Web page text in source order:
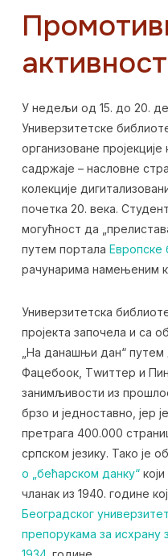
У недељи од 15. до 20.
Универзитетске
организоване
садржаје – насловне
колекције
почетка 20. века.
могућност да
путем портала Европске
рачунарима намењеним
Универзитетска
пројекта започела и са
„На данашњи дан“
Фацебоок, Тwиттер и
занимљивости из
брзо и једноставно, јер
претрага 400.000
српском језику. Тако је
о „бећарском данку“који
чланак из 1940. године
Београдског
препорукама за исхрану